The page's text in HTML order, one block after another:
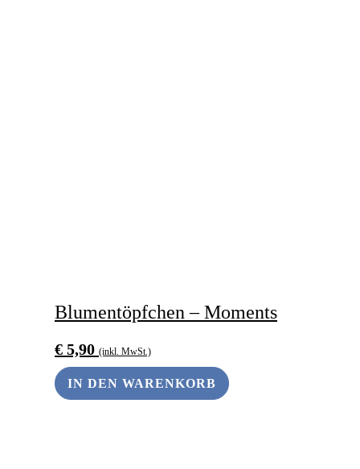
Blumentöpfchen – Moments
€ 5,90 (inkl. MwSt.)
IN DEN WARENKORB